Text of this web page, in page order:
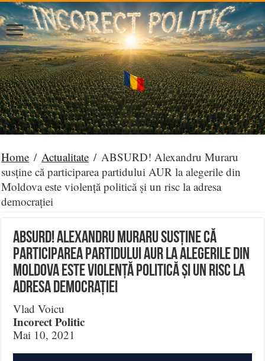
Home / Actualitate / ABSURD! Alexandru Muraru
susține că participarea partidului AUR la alegerile din
Moldova este violență politică și un risc la adresa
democrației
ABSURD! Alexandru Muraru susține că
participarea partidului AUR la alegerile din
Moldova este violență politică și un risc la
adresa democrației
Vlad Voicu
Incorect Politic
Mai 10, 2021